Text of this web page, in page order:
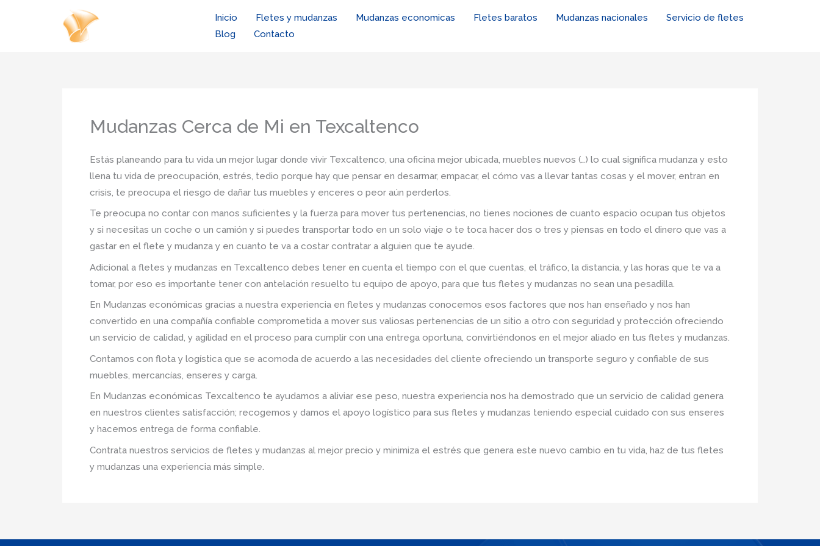
Inicio Fletes y mudanzas Mudanzas economicas Fletes baratos Mudanzas nacionales
Servicio de fletes
Blog
Contacto
Mudanzas Cerca de Mi en Texcaltenco
Estás planeando para tu vida un mejor lugar donde vivir Texcaltenco, una oficina mejor ubicada, muebles nuevos (…) lo cual significa mudanza y esto
llena tu vida de preocupación, estrés, tedio porque hay que pensar en desarmar, empacar, el cómo vas a llevar tantas cosas y el mover, entran en
crisis, te preocupa el riesgo de dañar tus muebles y enceres o peor aún perderlos.
Te preocupa no contar con manos suficientes y la fuerza para mover tus pertenencias, no tienes nociones de cuanto espacio ocupan tus objetos
y si necesitas un coche o un camión y si puedes transportar todo en un solo viaje o te toca hacer dos o tres y piensas en todo el dinero que vas a
gastar en el flete y mudanza y en cuanto te va a costar contratar a alguien que te ayude.
Adicional a fletes y mudanzas en Texcaltenco debes tener en cuenta el tiempo con el que cuentas, el tráfico, la distancia, y las horas que te va a
tomar, por eso es importante tener con antelación resuelto tu equipo de apoyo, para que tus fletes y mudanzas no sean una pesadilla.
En Mudanzas económicas gracias a nuestra experiencia en fletes y mudanzas conocemos esos factores que nos han enseñado y nos han
convertido en una compañía confiable comprometida a mover sus valiosas pertenencias de un sitio a otro con seguridad y protección ofreciendo
un servicio de calidad, y agilidad en el proceso para cumplir con una entrega oportuna, convirtiéndonos en el mejor aliado en tus fletes y mudanzas.
Contamos con flota y logística que se acomoda de acuerdo a las necesidades del cliente ofreciendo un transporte seguro y confiable de sus
muebles, mercancías, enseres y carga.
En Mudanzas económicas Texcaltenco te ayudamos a aliviar ese peso, nuestra experiencia nos ha demostrado que un servicio de calidad genera
en nuestros clientes satisfacción; recogemos y damos el apoyo logístico para sus fletes y mudanzas teniendo especial cuidado con sus enseres
y hacemos entrega de forma confiable.
Contrata nuestros servicios de fletes y mudanzas al mejor precio y minimiza el estrés que genera este nuevo cambio en tu vida, haz de tus fletes
y mudanzas una experiencia más simple.